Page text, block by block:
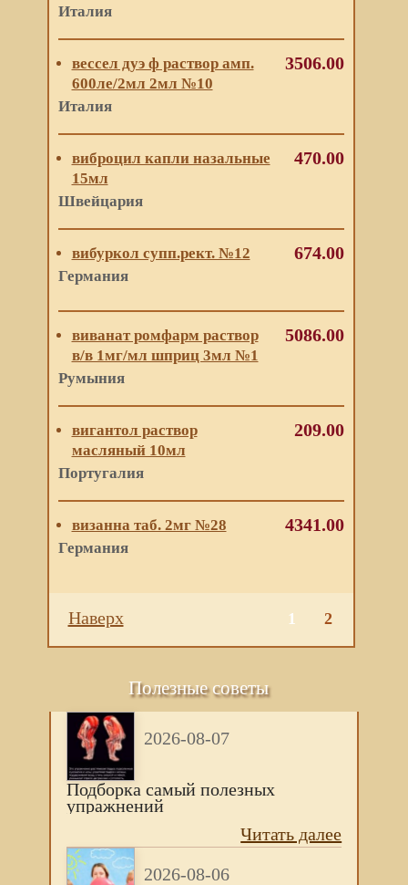
Италия
вессел дуэ ф раствор амп.
600ле/2мл 2мл №10
Италия
3506.00
виброцил капли назальные
15мл
Швейцария
470.00
вибуркол супп.рект. №12
Германия
674.00
виванат ромфарм раствор
в/в 1мг/мл шприц 3мл №1
Румыния
5086.00
вигантол раствор
масляный 10мл
Португалия
209.00
визанна таб. 2мг №28
Германия
4341.00
Наверх 1 2
Полезные советы
2026-08-07
Подборка самый полезных
упражнений
Читать далее
2026-08-06